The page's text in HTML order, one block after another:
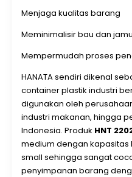
box atau keranjang plastik
udara berupa lubang-
penting, antara lain:
Menjaga kualitas barang
Meminimalisir bau dan
Mempermudah proses
HANATA sendiri dikenal
container plastik industri
digunakan oleh
industri makanan, hingga
Indonesia. Produk HNT
medium dengan kapasitas
small sehingga sangat
penyimpanan barang